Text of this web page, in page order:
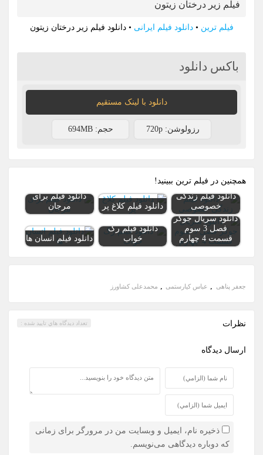
فیلم زیر درختان زیتون
فیلم ترین •دانلود فیلم ایرانی •دانلود فیلم زیر درختان زیتون
باکس دانلود
دانلود با لينک مستقيم
رزولوشن: 720p حجم: 694MB
همچنين در فيلم ترين ببينيد!
دانلود فیلم زندگی
خصوصی
دانلود فیلم کلاغ پر
دانلود فیلم برای
مرجان
دانلود سریال جوکر
فصل 3 سوم
قسمت 4 چهارم
دانلود فیلم رگ
خواب
دانلود فیلم انسان ها
جعفر پناهی , عباس کیارستمی , محمدعلی کشاورز
نظرات تعداد ديدگاه هاي تاييد شده :
ارسال ديدگاه
ذخیره نام، ایمیل و وبسایت من در مرورگر برای زمانی
که دوباره دیدگاهی می‌نویسم.